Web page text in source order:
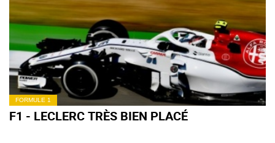
FORMULE 1
F1 - LECLERC TRÈS BIEN PLACÉ